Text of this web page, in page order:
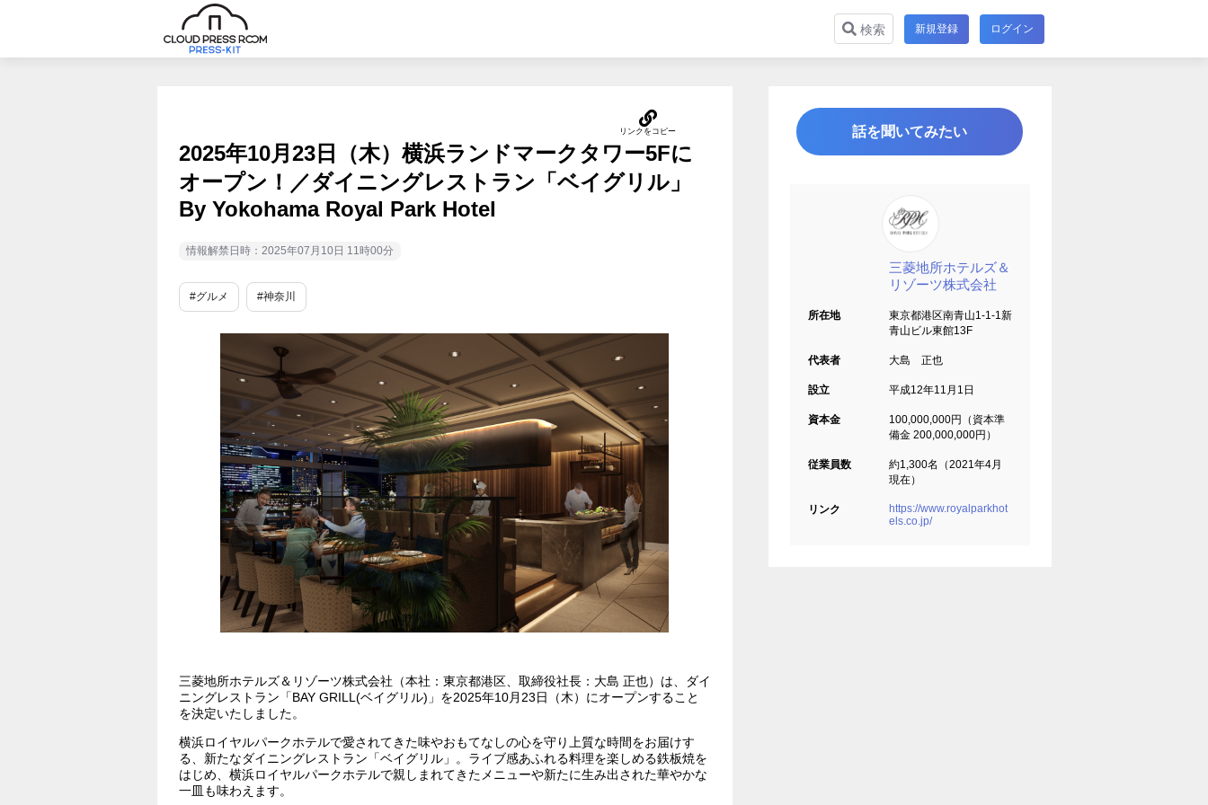
検索 新規登録 ログイン
2025年10月23日（木）横浜ランドマークタワー5Fに
オープン！／ダイニングレストラン「ベイグリル」
By Yokohama Royal Park Hotel
情報解禁日時：2025年07月10日 11時00分
#グルメ #神奈川
三菱地所ホテルズ＆リゾーツ株式会社（本社：東京都港区、取締役社⾧：大島 正也）は、ダイ
ニングレストラン「BAY GRILL(ベイグリル)」を2025年10月23日（木）にオープンすること
を決定いたしました。
横浜ロイヤルパークホテルで愛されてきた味やおもてなしの心を守り上質な時間をお届けす
る、新たなダイニングレストラン「ベイグリル」。ライブ感あふれる料理を楽しめる鉄板焼を
はじめ、横浜ロイヤルパークホテルで親しまれてきたメニューや新たに生み出された華やかな
一皿も味わえます。
話を聞いてみたい
三菱地所ホテルズ＆
リゾーツ株式会社
所在地
東京都港区南青山1-1-1新
青山ビル東館13F
代表者 大島 正也
設立 平成12年11月1日
資本金
100,000,000円（資本準
備金 200,000,000円）
従業員数
約1,300名（2021年4月
現在）
リンク
https://www.royalparkhot
els.co.jp/